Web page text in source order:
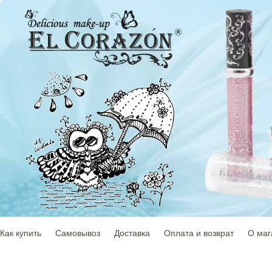
Как купить Самовывоз Доставка Оплата и возврат О